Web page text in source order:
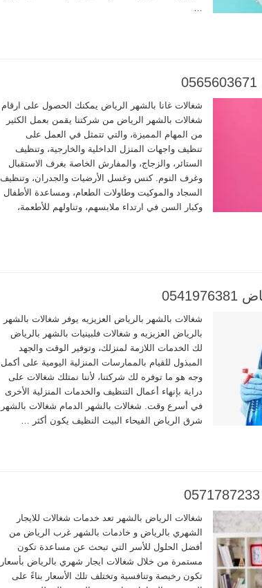
…
شغالات غانا بالشهر الرياض يمكنك الحصول على ارقام
شغالات بالشهر الرياض من شركتنا يقمن بعمل الكثير
من المهام المميزة، والتي تتمثل في العمل على
تنظيف واجهات المنزل الداخلية والخارجية، وتنظيف
الستائر، والزجاج، والمفارش الخاصة بغرف الاستقبال
وغرف النوم. كنس وغسل الأرضيات والجدران، وتنظيف
السجاد والموكيت وطاولات الطعام، ومساعدة الأطفال
وكبار السن في ارتداء ملابسهم، وتناولهم للأطعمة،
شغالات بالشهر بالرياض العزيزيه يوفر شغالات بالشهر
بالرياض العزيزيه و شغالات فلبينيات بالشهر بالرياض
لك الخدمات اللازمة لمنزلك، وتوفير الوقت والجهد
المبذول للقيام بالممارسات المنزلية اليومية على أكمل
وجه هو ما توفره لك شركتنا، لأننا نمتلك شغالات على
دراية بإنهاء أعمال التنظيف والخدمات المنزلية الأخرى
في أسرع وقت. شغالات بالشهر الدمام شغالات بالشهر
شرق الرياض الفيحاء البيت النظيف يكون أكثر …
شغالات الرياض بالشهر تعد خدمات شغالات للايجار
الشهري بالرياض و خادمات بالشهر غرب الرياض من
أفضل الحلول للأسر التي تبحث عن مساعدة تكون
مستمرة من خلال شغالات ايجار شهري بالرياض بأسعار
تكون رخيصة وتنافسية وتختلف تلك الأسعار بناءً على